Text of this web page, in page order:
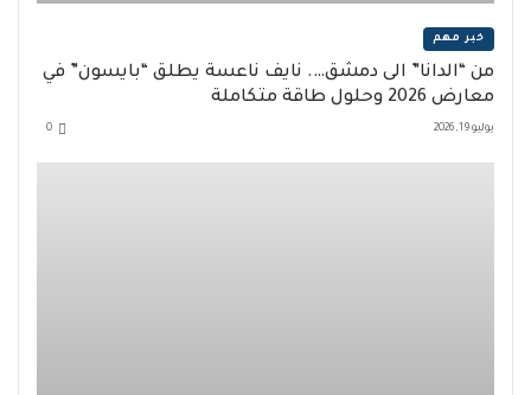
خبر مهم
من “الدانا” الى دمشق…. نايف ناعسة يطلق “بايسون” في
معارض 2026 وحلول طاقة متكاملة
يوليو 19, 2026 0